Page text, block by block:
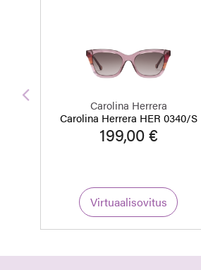
Carolina Herrera
Carolina Herrera HER 0340/S
199,00 €
Virtuaalisovitus
Edellinen